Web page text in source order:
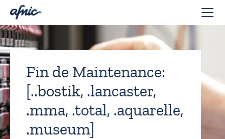
Fin de Maintenance:
[..bostik, .lancaster,
.mma, .total, .aquarelle,
.museum]
Panneau de gestion des cookies